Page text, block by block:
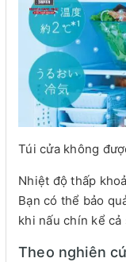
Túi cửa không
Nhiệt độ thấp
Bạn có thể bảo
khi nấu chín kể cả
Theo nghiên